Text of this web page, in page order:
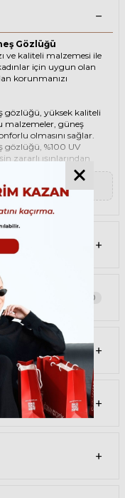
Gözlüğü
ve kaliteli malzemesi ile
için uygun olan
korunmanızı
gözlüğü, yüksek kaliteli
malzemeler, güneş
olmasını sağlar.
gözlüğü, %100 UV
zararlı ışınlarından
ışığı dengeli bir şekilde
Gözlüğü
kullanabilirsiniz.
takın ve burun
kılıfına
kıyafetlerle
spor hem de klasik
kot, ceket, elbise,
Gözlüğünün stok
ekleyerek
kartı, havale, EFT ve
sistemi sayesinde,
Kargo takip
0